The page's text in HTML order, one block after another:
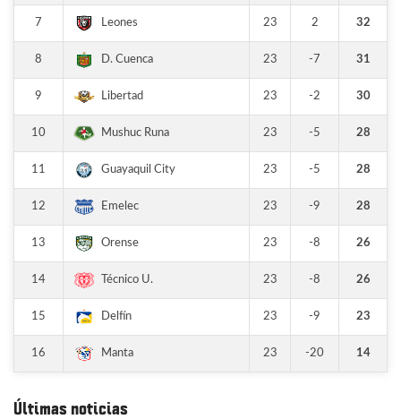
7 Leones 23 2 32
8 D. Cuenca 23 -7 31
9 Libertad 23 -2 30
10 Mushuc Runa 23 -5 28
11 Guayaquil City 23 -5 28
12 Emelec 23 -9 28
13 Orense 23 -8 26
14 Técnico U. 23 -8 26
15 Delfín 23 -9 23
16 Manta 23 -20 14
Últimas noticias